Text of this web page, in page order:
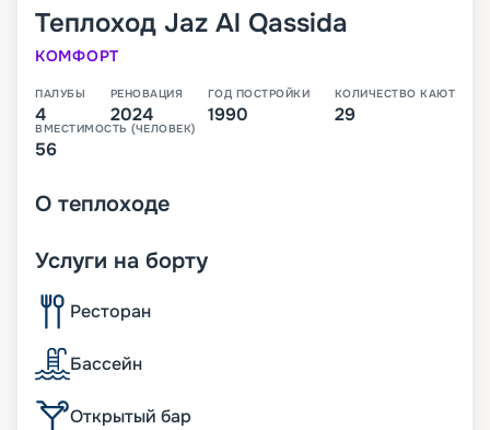
Теплоход Jaz Al Qassida
КОМФОРТ
ПАЛУБЫ
4
РЕНОВАЦИЯ
2024
ГОД ПОСТРОЙКИ
1990
КОЛИЧЕСТВО КАЮТ
29
ВМЕСТИМОСТЬ (ЧЕЛОВЕК)
56
О теплоходе
Услуги на борту
Ресторан
Бассейн
Открытый бар